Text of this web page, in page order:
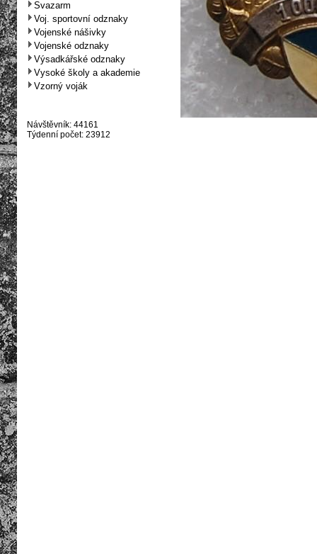
Svazarm
Voj. sportovní odznaky
Vojenské nášivky
Vojenské odznaky
Výsadkářské odznaky
Vysoké školy a akademie
Vzorný voják
Návštěvník: 44161
Týdenní počet: 23912